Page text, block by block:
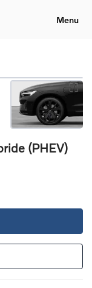
Menu
(PHEV)